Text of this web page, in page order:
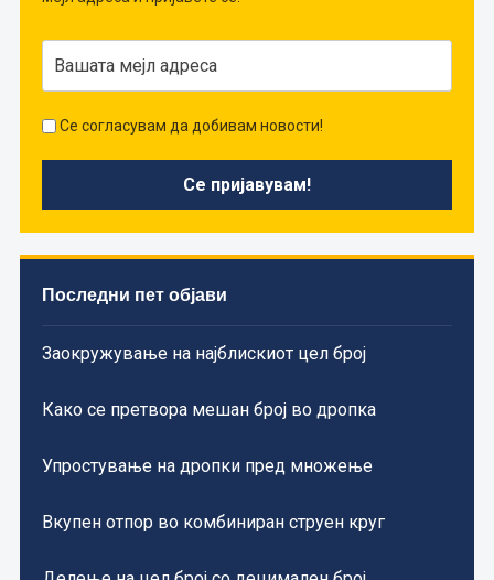
Се согласувам да добивам новости!
Последни пет објави
Заокружување на најблискиот цел број
Како се претвора мешан број во дропка
Упростување на дропки пред множење
Вкупен отпор во комбиниран струен круг